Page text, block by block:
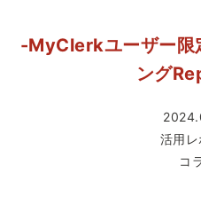
-MyClerkユーザー限
ング
活用レ
コ